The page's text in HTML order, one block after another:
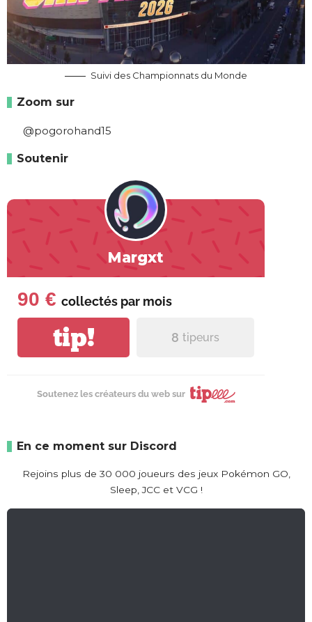
Suivi des Championnats du Monde
Zoom sur
@pogorohand15
Soutenir
Margxt
90 € collectés par mois
tip! 8 tipeurs
Soutenez les créateurs du web sur
En ce moment sur Discord
Rejoins plus de 30 000 joueurs des jeux Pokémon GO,
Sleep, JCC et VCG !